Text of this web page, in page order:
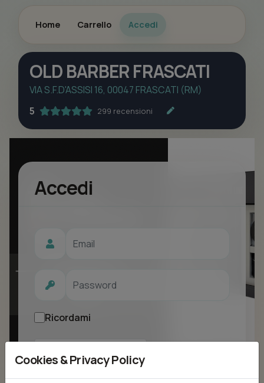
Home Carrello Accedi
OLD BARBER FRASCATI
VIA S.F.D'ASSISI 16, 00047 FRASCATI (RM)
5
299 recensioni
Accedi
Ricordami
Cookies & Privacy Policy